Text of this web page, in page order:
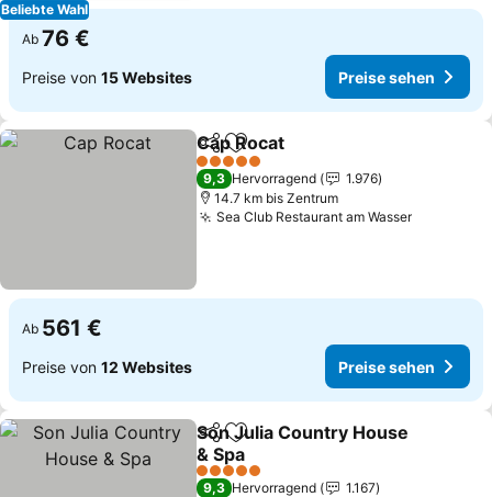
Beliebte Wahl
Ab 76 €
Preise von 15 Websites Preise sehen
TeilenZu Favoriten hinzufügen
Cap Rocat
5 Sterne
9,3 Hervorragend
1.976
14.7 km bis Zentrum
Sea Club Restaurant am Wasser
Ab 561 €
Preise von 12 Websites Preise sehen
TeilenZu Favoriten hinzufügen
Son Julia Country House
& Spa
5 Sterne
9,3 Hervorragend
1.167